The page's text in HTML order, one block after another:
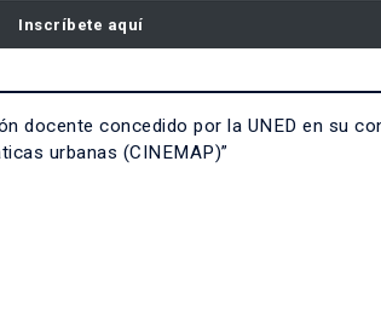
Inscríbete aquí
docente concedido por la UNED en su
urbanas (CINEMAP)”